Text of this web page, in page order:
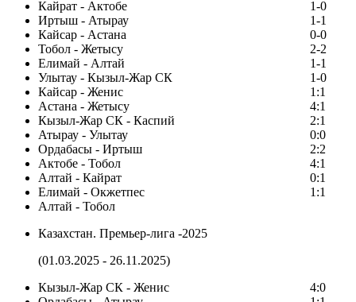
Кайрат - Актобе
1-0
Иртыш - Атырау
1-1
Кайсар - Астана
0-0
Тобол - Жетысу
2-2
Елимай - Алтай
1-1
Улытау - Кызыл-Жар СК
1-0
Кайсар - Женис
1:1
Астана - Жетысу
4:1
Кызыл-Жар СК - Каспий
2:1
Атырау - Улытау
0:0
Ордабасы - Иртыш
2:2
Актобе - Тобол
4:1
Алтай - Кайрат
0:1
Елимай - Окжетпес
1:1
Алтай - Тобол
Казахстан. Премьер-лига -2025
(01.03.2025 - 26.11.2025)
Кызыл-Жар СК - Женис
4:0